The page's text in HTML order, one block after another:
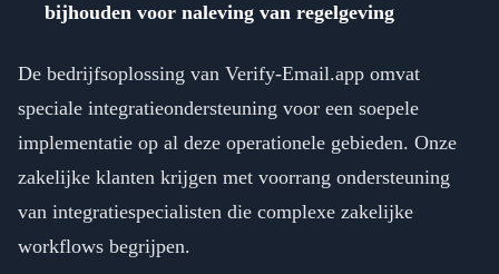
bijhouden voor naleving van regelgeving
De bedrijfsoplossing van Verify-Email.app omvat
speciale integratieondersteuning voor een soepele
implementatie op al deze operationele gebieden. Onze
zakelijke klanten krijgen met voorrang ondersteuning
van integratiespecialisten die complexe zakelijke
workflows begrijpen.